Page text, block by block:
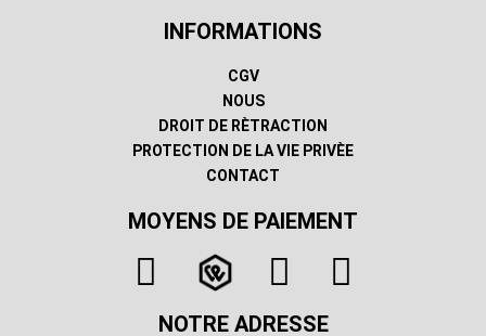
INFORMATIONS
CGV
NOUS
DROIT DE RÈTRACTION
PROTECTION DE LA VIE PRIVÈE
CONTACT
MOYENS DE PAIEMENT
NOTRE ADRESSE